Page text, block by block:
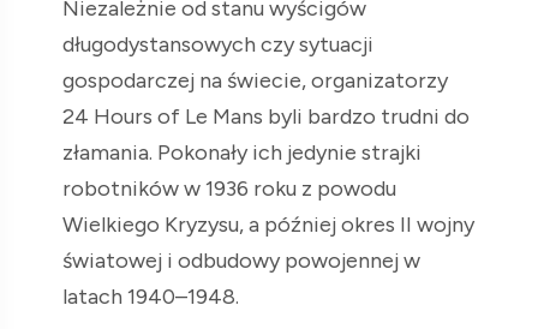
Niezależnie od stanu wyścigów
długodystansowych czy sytuacji
gospodarczej na świecie, organizatorzy
24 Hours of Le Mans byli bardzo trudni do
złamania. Pokonały ich jedynie strajki
robotników w 1936 roku z powodu
Wielkiego Kryzysu, a później okres II wojny
światowej i odbudowy powojennej w
latach 1940–1948.